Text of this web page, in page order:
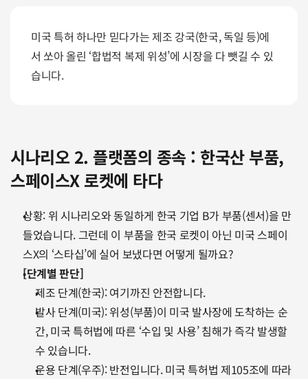
미국 특허 하나만 믿다가는 제조 강국(한국, 독일 등)에
서 쏘아 올린 ‘합법적 복제 위성’에 시장을 다 뺏길 수 있
습니다.
시나리오 2. 플랫폼의 종속 : 한국산 부품,
스페이스X 로켓에 타다
상황: 위 시나리오와 동일하게 한국 기업 B가 부품(센서)을 만
들었습니다. 그런데 이 부품을 한국 로켓이 아닌 미국 스페이
스X의 ‘스타십’에 실어 보냈다면 어떻게 될까요?
[단계별 판단]
제조 단계(한국): 여기까진 안전합니다.
발사 단계(미국): 위성(부품)이 미국 발사장에 도착하는 순
간, 미국 특허법에 따른 ‘수입 및 사용’ 침해가 즉각 발생할
수 있습니다.
운용 단계(우주): 반전입니다. 미국 특허법 제105조에 따라